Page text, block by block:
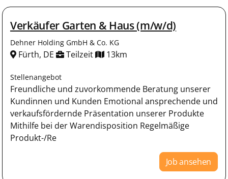
Verkäufer Garten & Haus (m/w/d)
Dehner Holding GmbH & Co. KG
Fürth, DE Teilzeit 13km
Stellenangebot
Freundliche und zuvorkommende Beratung unserer
Kundinnen und Kunden Emotional ansprechende und
verkaufsfördernde Präsentation unserer Produkte
Mithilfe bei der Warendisposition Regelmäßige
Produkt-/Re
Job ansehen